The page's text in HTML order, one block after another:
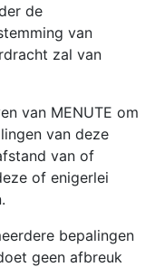
de
van
zal van
van MENUTE om
van deze
van of
of enigerlei
bepalingen
geen afbreuk